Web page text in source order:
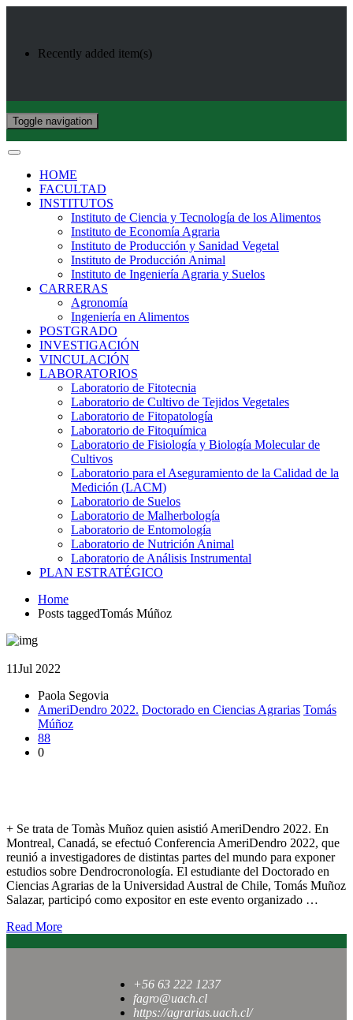
Recently added item(s)
Toggle navigation
HOME
FACULTAD
INSTITUTOS
Instituto de Ciencia y Tecnología de los Alimentos
Instituto de Economía Agraria
Instituto de Producción y Sanidad Vegetal
Instituto de Producción Animal
Instituto de Ingeniería Agraria y Suelos
CARRERAS
Agronomía
Ingeniería en Alimentos
POSTGRADO
INVESTIGACIÓN
VINCULACIÓN
LABORATORIOS
Laboratorio de Fitotecnia
Laboratorio de Cultivo de Tejidos Vegetales
Laboratorio de Fitopatología
Laboratorio de Fitoquímica
Laboratorio de Fisiología y Biología Molecular de
Cultivos
Laboratorio para el Aseguramiento de la Calidad de la
Medición (LACM)
Laboratorio de Suelos
Laboratorio de Malherbología
Laboratorio de Entomología
Laboratorio de Nutrición Animal
Laboratorio de Análisis Instrumental
PLAN ESTRATÉGICO
Home
Posts taggedTomás Múñoz
11Jul 2022
Paola Segovia
AmeriDendro 2022. Doctorado en Ciencias Agrarias Tomás
Múñoz
88
0
+ Se trata de Tomàs Muñoz quien asistió AmeriDendro 2022. En
Montreal, Canadá, se efectuó Conferencia AmeriDendro 2022, que
reunió a investigadores de distintas partes del mundo para exponer
estudios sobre Dendrocronología. El estudiante del Doctorado en
Ciencias Agrarias de la Universidad Austral de Chile, Tomás Muñoz
Salazar, participó como expositor en este evento organizado …
Read More
+56 63 222 1237
fagro@uach.cl
https://agrarias.uach.cl/